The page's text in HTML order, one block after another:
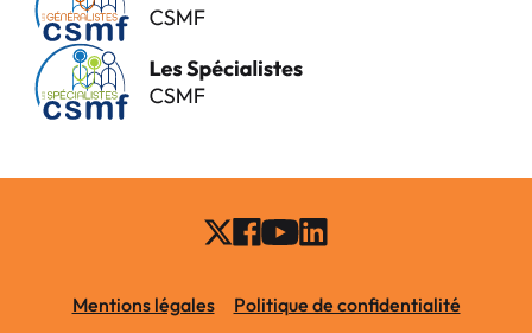
Mentions légales
Politique de confidentialité